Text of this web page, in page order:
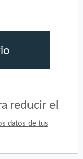
reducir el
datos de tus